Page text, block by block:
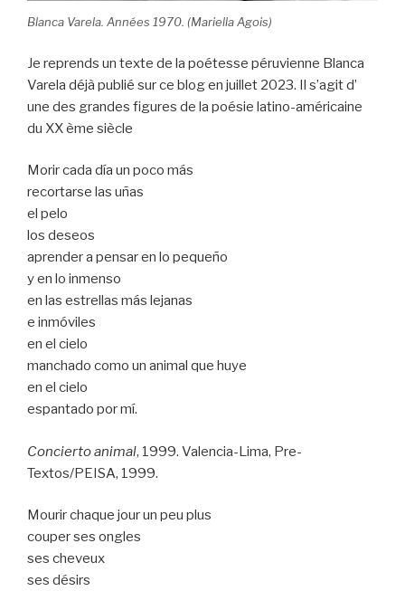
Blanca Varela. Années 1970. (Mariella Agois)
Je reprends un texte de la poétesse péruvienne Blanca
Varela déjà publié sur ce blog en juillet 2023. Il s’agit d’
une des grandes figures de la poésie latino-américaine
du XX ème siècle
Morir cada día un poco más
recortarse las uñas
el pelo
los deseos
aprender a pensar en lo pequeño
y en lo inmenso
en las estrellas más lejanas
e inmóviles
en el cielo
manchado como un animal que huye
en el cielo
espantado por mí.
Concierto animal, 1999. Valencia-Lima, Pre-
Textos/PEISA, 1999.
Mourir chaque jour un peu plus
couper ses ongles
ses cheveux
ses désirs